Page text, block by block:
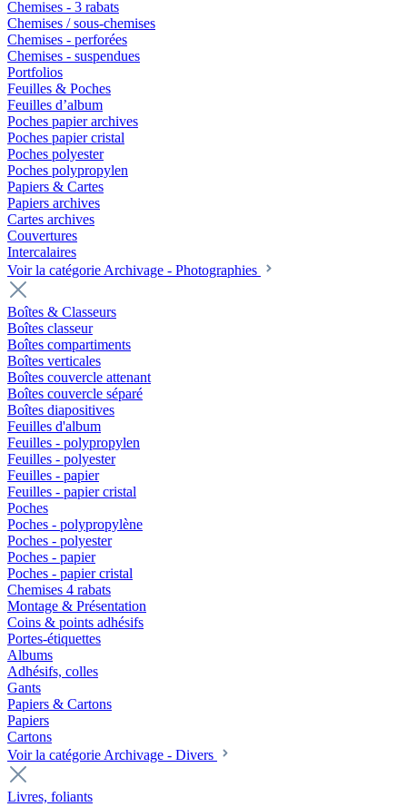
Chemises - 3 rabats
Chemises / sous-chemises
Chemises - perforées
Chemises - suspendues
Portfolios
Feuilles & Poches
Feuilles d’album
Poches papier archives
Poches papier cristal
Poches polyester
Poches polypropylen
Papiers & Cartes
Papiers archives
Cartes archives
Couvertures
Intercalaires
Voir la catégorie Archivage - Photographies
Boîtes & Classeurs
Boîtes classeur
Boîtes compartiments
Boîtes verticales
Boîtes couvercle attenant
Boîtes couvercle séparé
Boîtes diapositives
Feuilles d'album
Feuilles - polypropylen
Feuilles - polyester
Feuilles - papier
Feuilles - papier cristal
Poches
Poches - polypropylène
Poches - polyester
Poches - papier
Poches - papier cristal
Chemises 4 rabats
Montage & Présentation
Coins & points adhésifs
Portes-étiquettes
Albums
Adhésifs, colles
Gants
Papiers & Cartons
Papiers
Cartons
Voir la catégorie Archivage - Divers
Livres, foliants